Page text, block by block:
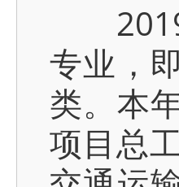
2019
专业，
类。本
项目总